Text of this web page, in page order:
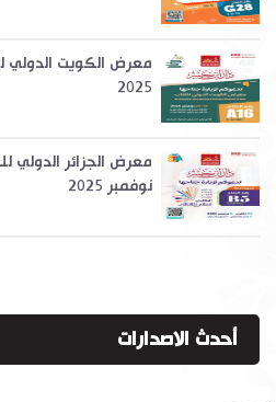
2025
نوفمبر 2025
أحدث الاصدارات